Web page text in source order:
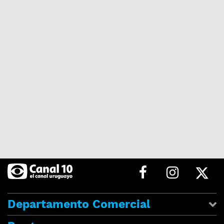
Departamento Comercial